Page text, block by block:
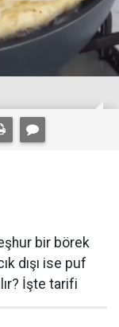
bir börek
dışı ise puf
İşte tarifi